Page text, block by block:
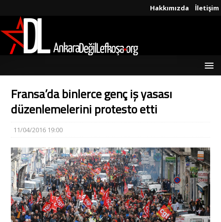
Hakkımızda İletişim
Fransa’da binlerce genç iş yasası
düzenlemelerini protesto etti
11/04/2016 19:00